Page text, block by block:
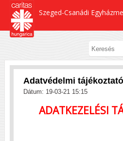
Szeged-Csanádi
Adatvédelmi tájékoztató
Dátum: 19-03-21 15:15
ADATKEZELÉSI